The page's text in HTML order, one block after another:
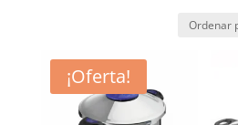
los
¡Oferta!